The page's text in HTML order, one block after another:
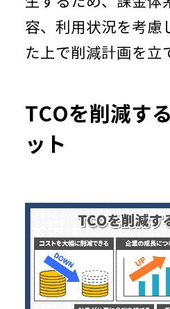
容、利用状況を考慮
た上で削減計画を立
TCOを削減する
ット